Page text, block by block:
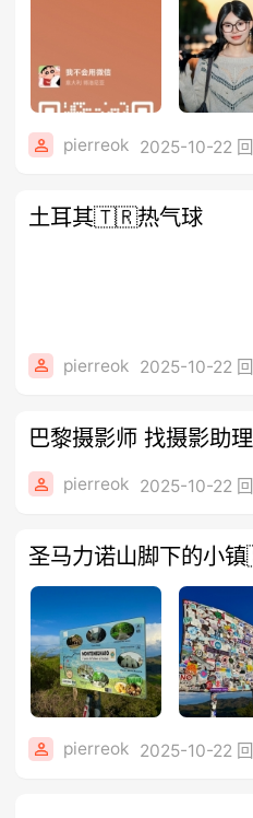
pierreok 2025-10-22
土耳其🇹🇷热气球
pierreok 2025-10-22
巴黎摄影师 找摄影助
pierreok 2025-10-22
圣马力诺山脚下的小
pierreok 2025-10-22